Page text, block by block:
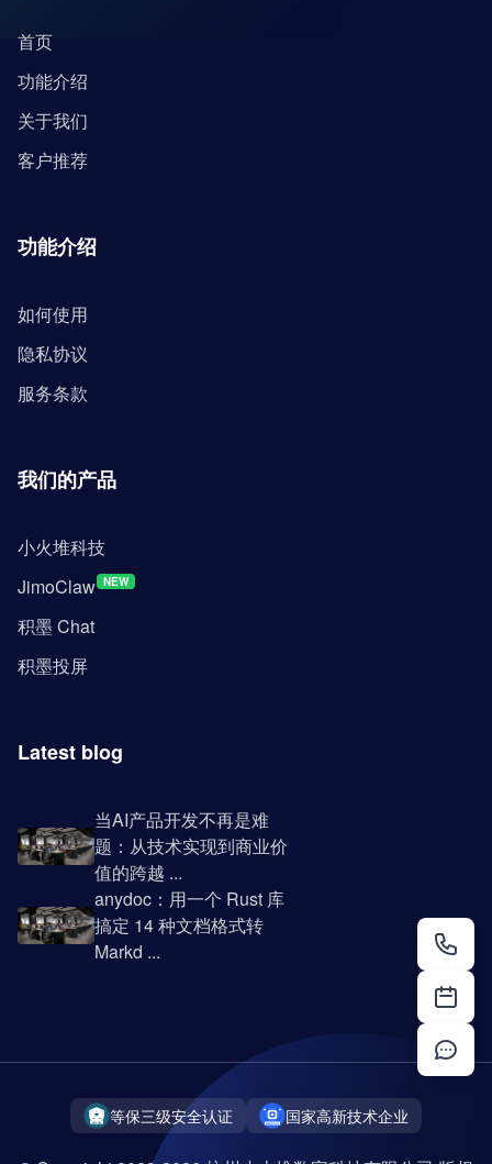
首页
功能介绍
关于我们
客户推荐
功能介绍
如何使用
隐私协议
服务条款
我们的产品
小火堆科技
JimoClaw NEW
积墨 Chat
积墨投屏
Latest blog
当AI产品开发不再是难
题：从技术实现到商业价
值的跨越 ...
anydoc：用一个 Rust 库
搞定 14 种文档格式转
Markd ...
等保三级安全认证 国家高新技术企业